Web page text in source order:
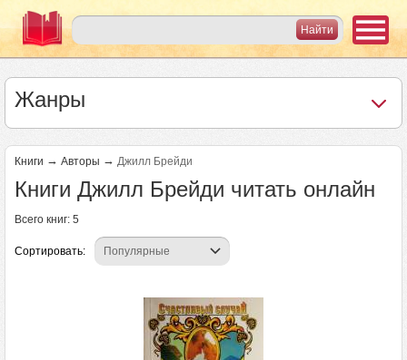
Жанры
Книги → Авторы → Джилл Брейди
Книги Джилл Брейди читать онлайн
Всего книг: 5
Сортировать: